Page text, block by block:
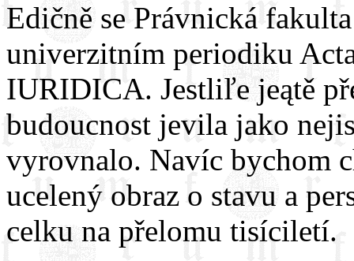
Edičně se Právnická
univerzitním periodiku
IURIDICA. Jestliľe jeątě
budoucnost jevila jako
vyrovnalo. Navíc bychom
ucelený obraz o stavu a
celku na přelomu tisíciletí.